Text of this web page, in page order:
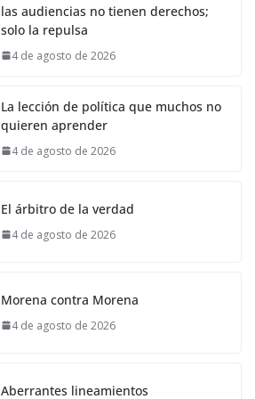
las audiencias no tienen derechos;
solo la repulsa
4 de agosto de 2026
La lección de política que muchos no
quieren aprender
4 de agosto de 2026
El árbitro de la verdad
4 de agosto de 2026
Morena contra Morena
4 de agosto de 2026
Aberrantes lineamientos